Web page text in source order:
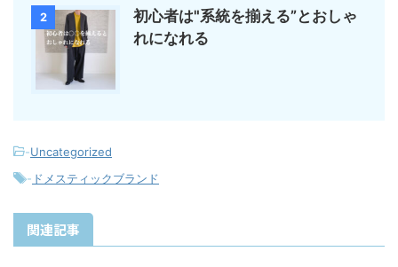
2
初心者は"系統を揃える”とおしゃ
れになれる
-Uncategorized
- ドメスティックブランド
関連記事